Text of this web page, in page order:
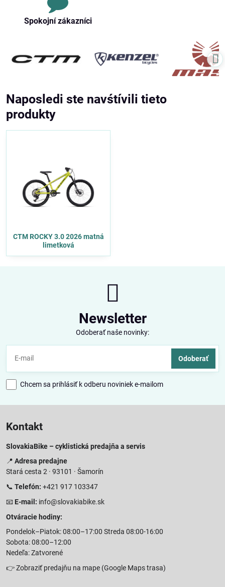
Spokojní zákazníci
Naposledi ste navśtívili tieto
produkty
CTM ROCKY 3.0 2026 matná
limetková
Newsletter
Odoberať naše novinky:
Odoberať
Chcem sa prihlásiť k odberu noviniek e-mailom
Kontakt
SlovakiaBike – cyklistická predajňa a servis
📍 Adresa predajne
Stará cesta 2 · 93101 · Šamorín
📞 Telefón: +421 917 103347
📧 E-mail: info@slovakiabike.sk
Otváracie hodiny:
Pondelok–Piatok: 08:00–17:00 Streda 08:00-16:00
Sobota: 08:00–12:00
Nedeľa: Zatvorené
👉Zobraziť predajňu na mape (Google Maps trasa)